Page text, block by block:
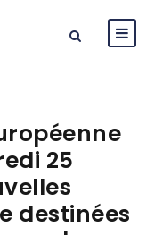
25
destinées